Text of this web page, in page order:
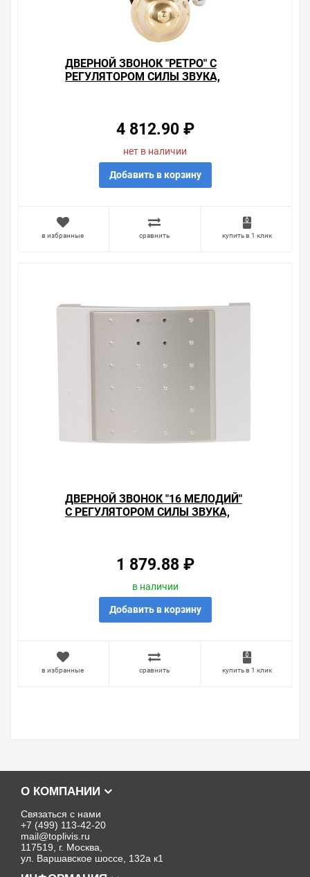
ДВЕРНОЙ ЗВОНОК "РЕТРО" С
РЕГУЛЯТОРОМ СИЛЫ ЗВУКА,
4 812.90 ₽
нет в наличии
Добавить в корзину
в избранные сравнить купить в 1 клик
ДВЕРНОЙ ЗВОНОК "16 МЕЛОДИЙ"
С РЕГУЛЯТОРОМ СИЛЫ ЗВУКА,
1 879.88 ₽
в наличии
Добавить в корзину
в избранные сравнить купить в 1 клик
О КОМПАНИИ
Связаться с нами
+7 (499) 113-42-20
mail@toplivis.ru
117519, г. Москва,
ул. Варшавское шоссе, 132а к1